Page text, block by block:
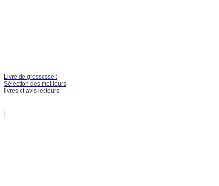
Livre de grossesse :
Sélection des meilleurs
livres et avis lecteurs